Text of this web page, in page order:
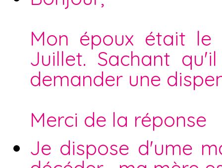
Mon époux était
Juillet. Sachant
demander une
Merci de la réponse
Je dispose d'ume